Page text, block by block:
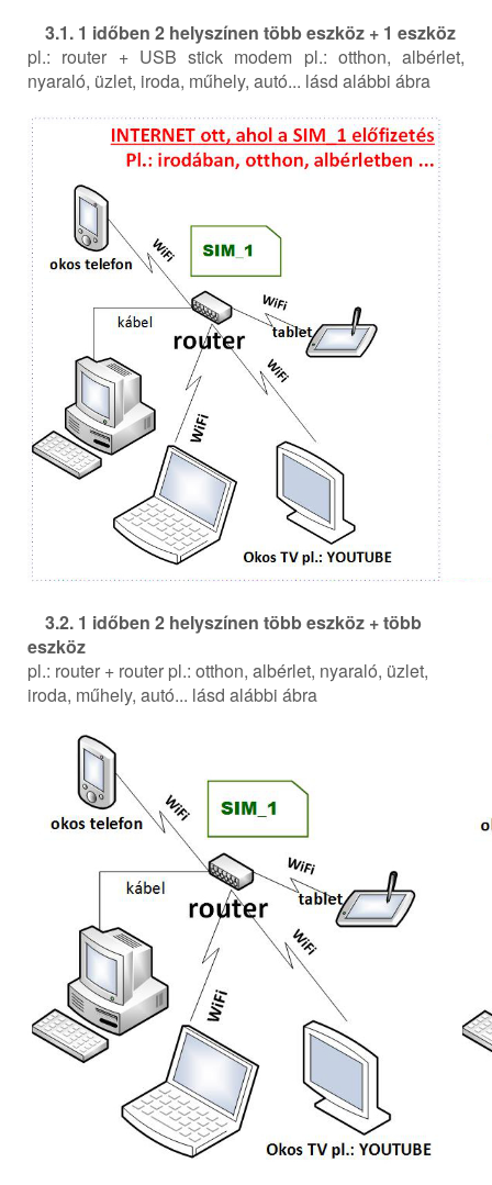
3.1. 1 időben 2 helyszínen több eszköz + 1 eszköz
pl.: router + USB stick modem pl.: otthon, albérlet,
nyaraló, üzlet, iroda, műhely, autó... lásd alábbi ábra
3.2. 1 időben 2 helyszínen több eszköz + több
eszköz
pl.: router + router pl.: otthon, albérlet, nyaraló, üzlet,
iroda, műhely, autó... lásd alábbi ábra